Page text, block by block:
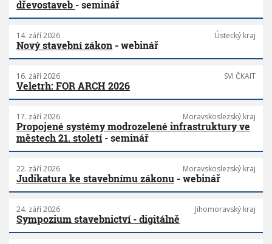
dřevostaveb - seminář
14. září 2026 Ústecký kraj
Nový stavební zákon - webinář
16. září 2026 SVI ČKAIT
Veletrh: FOR ARCH 2026
17. září 2026 Moravskoslezský kraj
Propojené systémy modrozelené infrastruktury ve
městech 21. století- seminář
22. září 2026 Moravskoslezský kraj
Judikatura ke stavebnímu zákonu - webinář
24. září 2026 Jihomoravský kraj
Sympozium stavebnictví - digitálně